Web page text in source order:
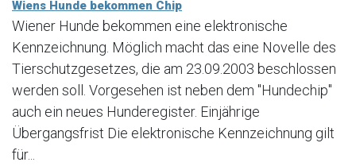
Wiens Hunde bekommen Chip
Wiener Hunde bekommen eine elektronische
Kennzeichnung. Möglich macht das eine Novelle des
Tierschutzgesetzes, die am 23.09.2003 beschlossen
werden soll. Vorgesehen ist neben dem "Hundechip"
auch ein neues Hunderegister. Einjährige
Übergangsfrist Die elektronische Kennzeichnung gilt
für...